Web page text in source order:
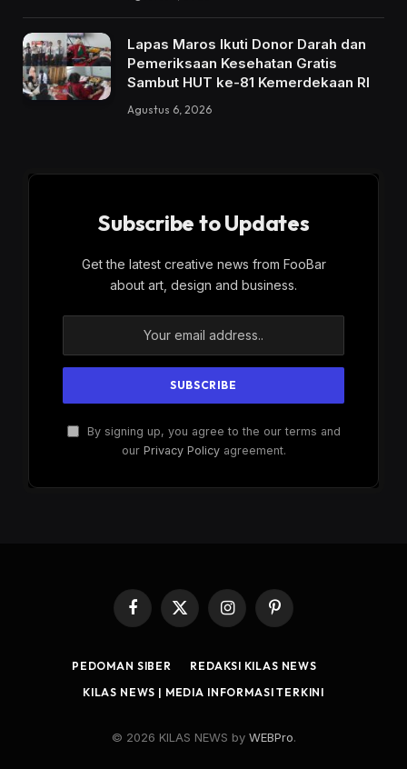
Lapas Maros Ikuti Donor Darah dan
Pemeriksaan Kesehatan Gratis
Sambut HUT ke-81 Kemerdekaan RI
Agustus 6, 2026
Subscribe to Updates
Get the latest creative news from FooBar
about art, design and business.
By signing up, you agree to the our terms and
our Privacy Policyagreement.
Facebook
X
(Twitter)
InstagramPinterest
PEDOMAN SIBER
REDAKSI KILAS NEWS
KILAS NEWS | MEDIA INFORMASI TERKINI
© 2026 KILAS NEWS by WEBPro.